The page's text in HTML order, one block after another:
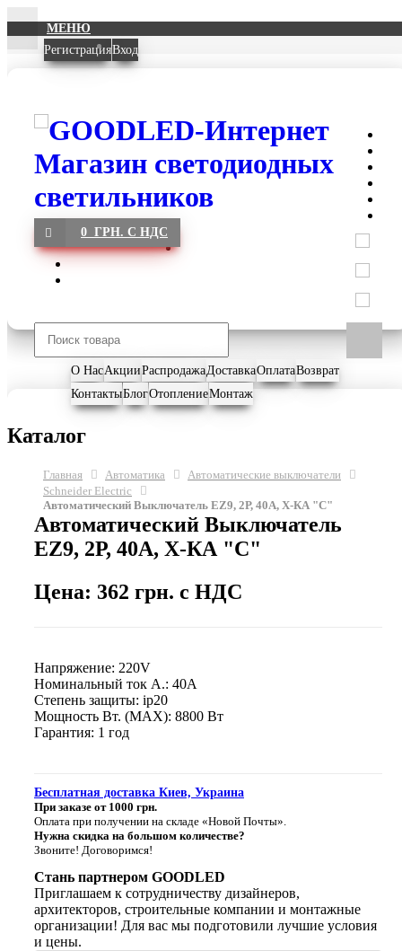
МЕНЮ
РегистрацияВход
0 ГРН. С НДС
О НасАкцииРаспродажаДоставкаОплатаВозврат
КонтактыБлогОтоплениеМонтаж
Каталог
Главная Автоматика
Автоматические выключатели
Schneider Electric
Автоматический Выключатель EZ9, 2Р, 40А, Х-КА "С"
Автоматический Выключатель
EZ9, 2Р, 40А, Х-КА "С"
Цена: 362 грн. с НДС
Напряжение: 220V
Номинальный ток А.: 40A
Степень защиты: ip20
Мощность Вт. (МАХ): 8800 Вт
Гарантия: 1 год
Бесплатная доставка Киев, Украина
При заказе от 1000 грн.
Оплата при получении на складе «Новой Почты».
Нужна скидка на большом количестве?
Звоните! Договоримся!
Стань партнером GOODLED
Приглашаем к сотрудничеству дизайнеров,
архитекторов, строительные компании и монтажные
организации! Для вас мы подготовили лучшие условия
и цены.